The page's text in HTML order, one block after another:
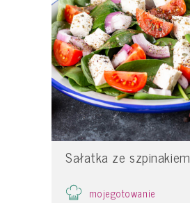
Sałatka ze szpinakiem
mojegotowanie